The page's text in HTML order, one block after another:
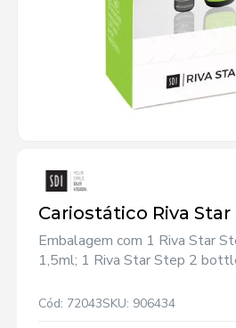
Cariostático Riva
Embalagem com 1 Riva Star
1,5ml; 1 Riva Star Step 2
Cód: 72043SKU: 906434